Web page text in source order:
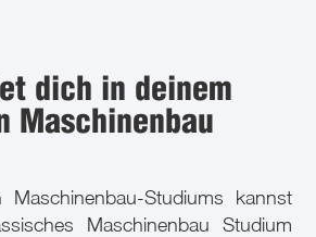
dich in deinem
Maschinenbau
Studiums kannst
Maschinenbau Studium